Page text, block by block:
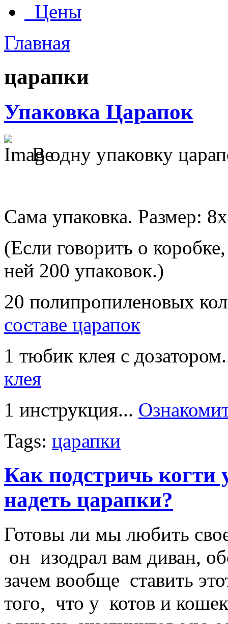
Цены
Главная
царапки
Упаковка Царапок
В одну упаковку
Сама упаковка. Размер:
(Если говорить о
ней 200 упаковок.)
20 полипропиленовых
составе царапок
1 тюбик клея с
клея
1 инструкция...
Tags: царапки
Как подстричь когти
надеть царапки?
Готовы ли мы любить
он изодрал вам диван,
зачем вообще ставить
того, что у котов и